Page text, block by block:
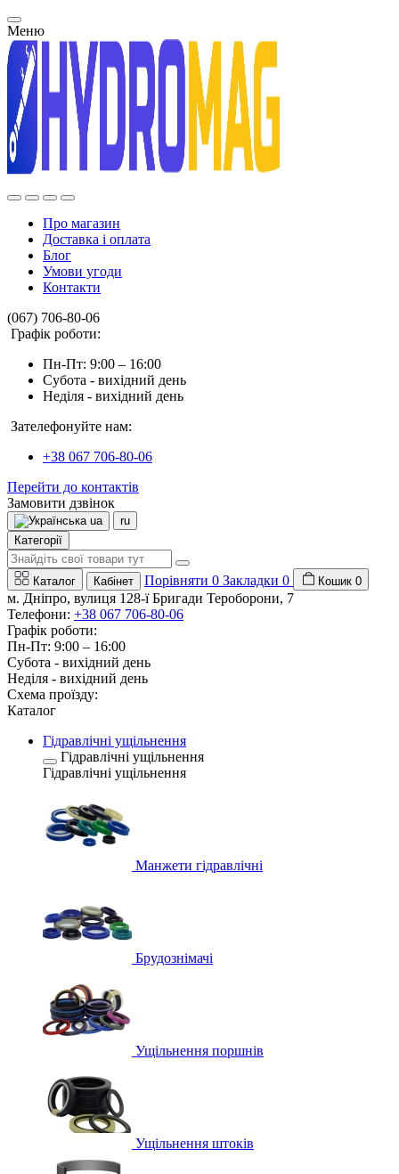
Меню
Про магазин
Доставка і оплата
Блог
Умови угоди
Контакти
(067) 706-80-06
Графік роботи:
Пн-Пт: 9:00 – 16:00
Субота - вихідний день
Неділя - вихідний день
Зателефонуйте нам:
+38 067 706-80-06
Перейти до контактів
Замовити дзвінок
ua
ru
Категорії
Каталог Кабінет Порівняти 0 Закладки 0 Кошик 0
м. Дніпро, вулиця 128-ї Бригади Тероборони, 7
Телефони: +38 067 706-80-06
Графік роботи:
Пн-Пт: 9:00 – 16:00
Субота - вихідний день
Неділя - вихідний день
Схема проїзду:
Каталог
Гідравлічні ущільнення
Гідравлічні ущільнення
Гідравлічні ущільнення
Манжети гідравлічні
Брудознімачі
Ущільнення поршнів
Ущільнення штоків